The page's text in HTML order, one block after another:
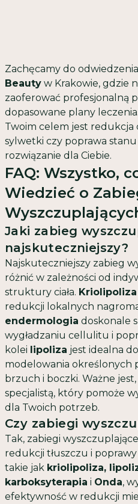
Zachęcamy do
Beauty w Krakowie, gdzie
zaoferować profesjonalną
dopasowane plany
Twoim celem jest
sylwetki czy poprawa
rozwiązanie dla Ciebie.
FAQ: Wszystko,
Wiedzieć o
Jaki zabieg
najskuteczniejszy?
Najskuteczniejszy zabieg
różnić w zależności od
struktury ciała. Kriolipoliza
redukcji lokalnych
endermologia doskonale
wygładzaniu cellulitu i
kolei lipoliza jest idealna
modelowania określonych
brzuch i boczki. Ważne
specjalistą, który pomoże
dla Twoich potrzeb.
Czy zabiegi
Tak, zabiegi
redukcji tłuszczu i
takie jak kriolipoliza,
karboksyterapia i Onda,
efektywność w redukcji